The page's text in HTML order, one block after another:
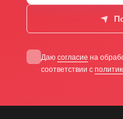
Даю согласие на
соответствии с